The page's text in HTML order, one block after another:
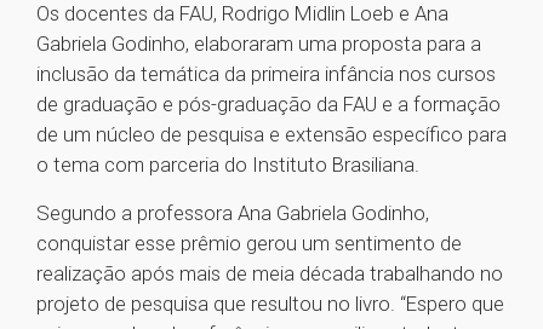
Os docentes da FAU, Rodrigo Midlin Loeb e Ana
Gabriela Godinho, elaboraram uma proposta para a
inclusão da temática da primeira infância nos cursos
de graduação e pós-graduação da FAU e a formação
de um núcleo de pesquisa e extensão específico para
o tema com parceria do Instituto Brasiliana.
Segundo a professora Ana Gabriela Godinho,
conquistar esse prêmio gerou um sentimento de
realização após mais de meia década trabalhando no
projeto de pesquisa que resultou no livro. “Espero que